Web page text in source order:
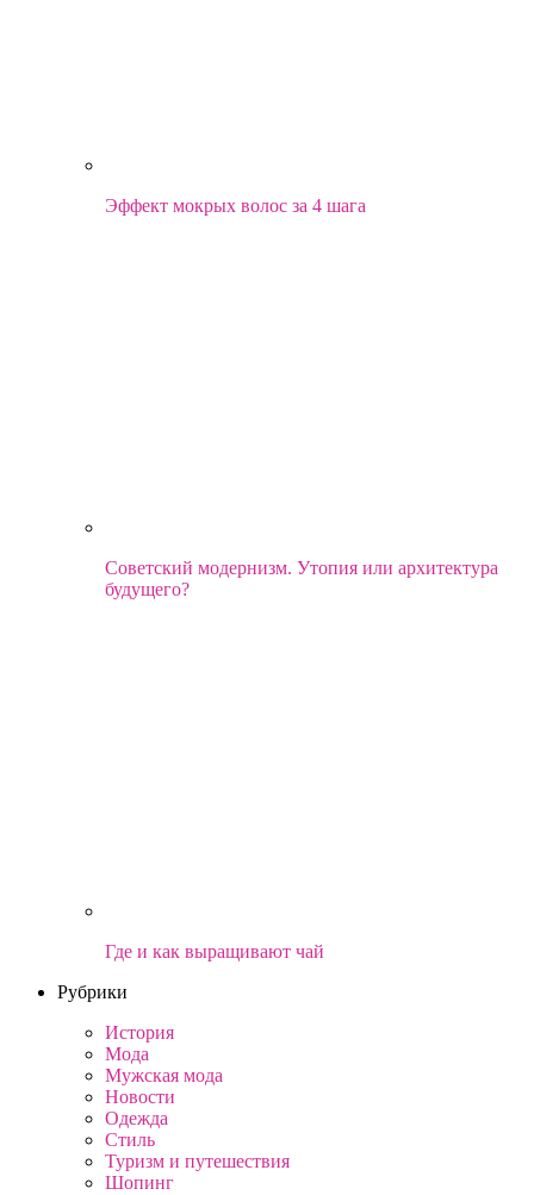
Эффект мокрых волос за 4 шага
Советский модернизм. Утопия или архитектура
будущего?
Где и как выращивают чай
Рубрики
История
Мода
Мужская мода
Новости
Одежда
Стиль
Туризм и путешествия
Шопинг